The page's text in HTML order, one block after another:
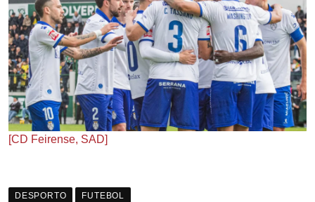
[CD Feirense, SAD]
DESPORTO FUTEBOL